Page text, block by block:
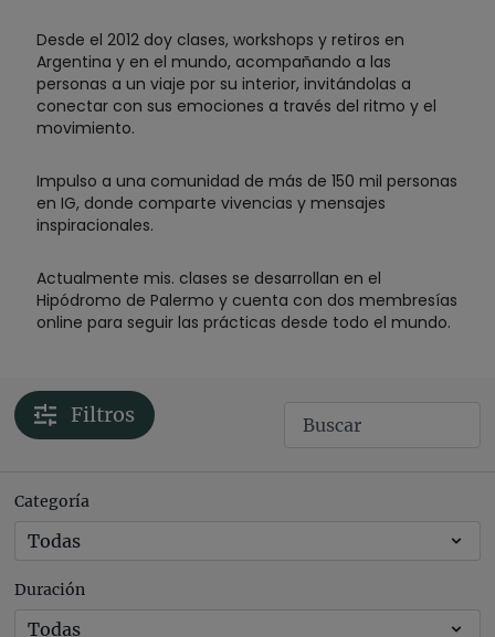
Desde el 2012 doy clases, workshops y retiros en
Argentina y en el mundo, acompañando a las
personas a un viaje por su interior, invitándolas a
conectar con sus emociones a través del ritmo y el
movimiento.
Impulso a una comunidad de más de 150 mil personas
en IG, donde comparte vivencias y mensajes
inspiracionales.
Actualmente mis. clases se desarrollan en el
Hipódromo de Palermo y cuenta con dos membresías
online para seguir las prácticas desde todo el mundo.
Filtros
Categoría
Duración